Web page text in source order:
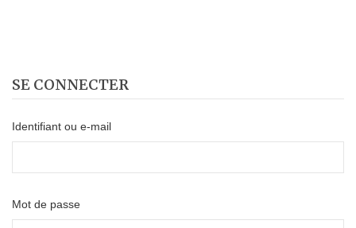
SE CONNECTER
Identifiant ou e-mail
Mot de passe